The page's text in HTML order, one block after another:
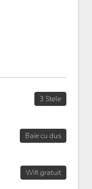
3 Stele
Baie cu dus
Wifi gratuit